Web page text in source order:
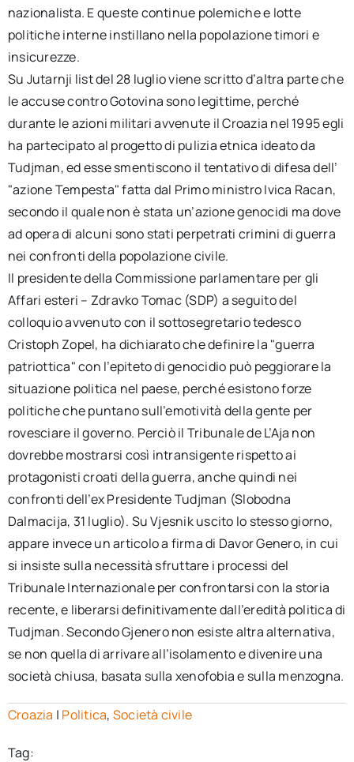
nazionalista. E queste continue polemiche e lotte
politiche interne instillano nella popolazione timori e
insicurezze.
Su Jutarnji list del 28 luglio viene scritto d’altra parte che
le accuse contro Gotovina sono legittime, perché
durante le azioni militari avvenute il Croazia nel 1995 egli
ha partecipato al progetto di pulizia etnica ideato da
Tudjman, ed esse smentiscono il tentativo di difesa dell’
"azione Tempesta" fatta dal Primo ministro Ivica Racan,
secondo il quale non è stata un’azione genocidi ma dove
ad opera di alcuni sono stati perpetrati crimini di guerra
nei confronti della popolazione civile.
Il presidente della Commissione parlamentare per gli
Affari esteri – Zdravko Tomac (SDP) a seguito del
colloquio avvenuto con il sottosegretario tedesco
Cristoph Zopel, ha dichiarato che definire la "guerra
patriottica" con l’epiteto di genocidio può peggiorare la
situazione politica nel paese, perché esistono forze
politiche che puntano sull’emotività della gente per
rovesciare il governo. Perciò il Tribunale de L’Aja non
dovrebbe mostrarsi così intransigente rispetto ai
protagonisti croati della guerra, anche quindi nei
confronti dell’ex Presidente Tudjman (Slobodna
Dalmacija, 31 luglio). Su Vjesnik uscito lo stesso giorno,
appare invece un articolo a firma di Davor Genero, in cui
si insiste sulla necessità sfruttare i processi del
Tribunale Internazionale per confrontarsi con la storia
recente, e liberarsi definitivamente dall’eredità politica di
Tudjman. Secondo Gjenero non esiste altra alternativa,
se non quella di arrivare all’isolamento e divenire una
società chiusa, basata sulla xenofobia e sulla menzogna.
Croazia | Politica, Società civile
Tag: